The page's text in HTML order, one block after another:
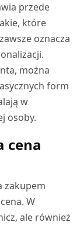
przede
które
oznacza
można
form
w
osoby.
cena
zakupem
W
ale również